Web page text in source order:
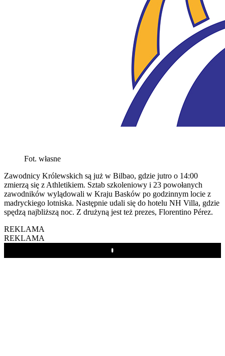
Fot. własne
Zawodnicy Królewskich są już w Bilbao, gdzie jutro o 14:00
zmierzą się z Athletikiem. Sztab szkoleniowy i 23 powołanych
zawodników wylądowali w Kraju Basków po godzinnym locie z
madryckiego lotniska. Następnie udali się do hotelu NH Villa, gdzie
spędzą najbliższą noc. Z drużyną jest też prezes, Florentino Pérez.
REKLAMA
REKLAMA
Play